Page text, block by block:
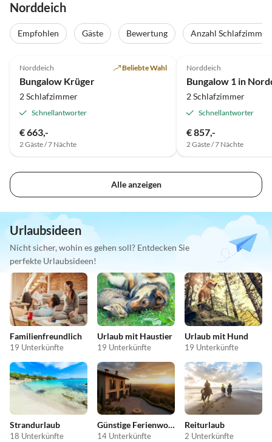
Norddeich
Empfohlen Gäste Bewertung Anzahl Schlafzimmer
Norddeich Beliebte Wahl
Bungalow Krüger
2 Schlafzimmer
Schnellantworter
€ 663,-
2 Gäste / 7 Nächte
Norddeich
2 Schlafzimmer
Schnellantworter
€ 857,-
2 Gäste / 7 Nächte
Alle anzeigen
Urlaubsideen
Nicht sicher, wohin es gehen soll? Entdecken Sie
perfekte Urlaubsideen!
Familienfreundlich
19 Unterkünfte
Urlaub mit Haustier
19 Unterkünfte
Urlaub mit Hund
19 Unterkünfte
Strandurlaub
18 Unterkünfte
Günstige Ferienwohnungen
14 Unterkünfte
Reiturlaub
2 Unterkünfte